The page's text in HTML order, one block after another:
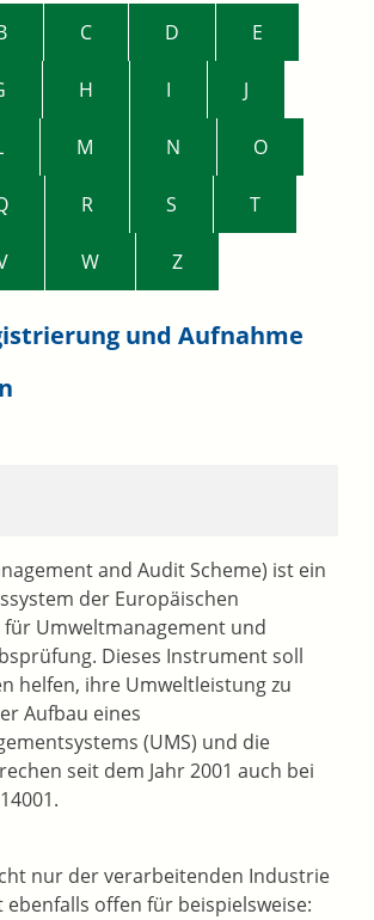
C D E
H I J
M N O
R S T
W Z
und Aufnahme
and Audit Scheme) ist ein
der Europäischen
für Umweltmanagement und
Dieses Instrument soll
helfen, ihre Umweltleistung zu
Aufbau eines
(UMS) und die
seit dem Jahr 2001 auch bei
nur der verarbeitenden Industrie
ebenfalls offen für beispielsweise: